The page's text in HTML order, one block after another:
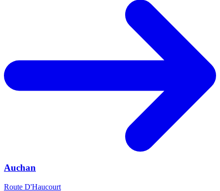
Auchan
Route D'Haucourt